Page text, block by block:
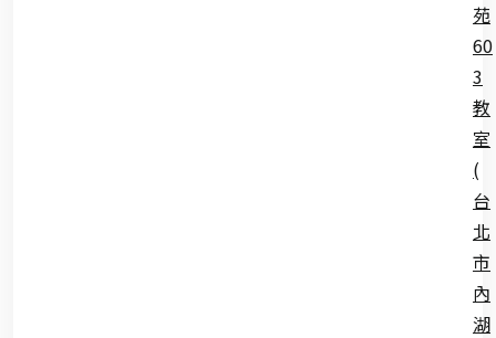
苑
60
3
教
室
(
台
北
市
內
湖